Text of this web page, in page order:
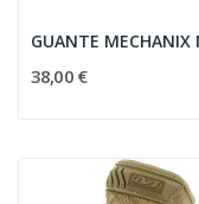
38,00 €